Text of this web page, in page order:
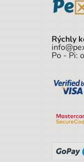
Rýchly
Po - Pi: